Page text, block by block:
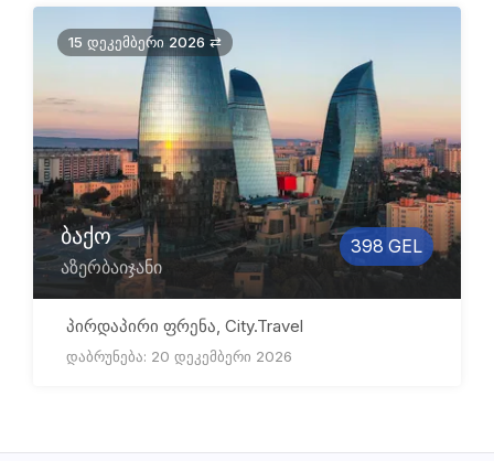
15 დეკემბერი 2026 ⇄
ბაქო
აზერბაიჯანი
398 GEL
პირდაპირი ფრენა, City.Travel
დაბრუნება: 20 დეკემბერი 2026